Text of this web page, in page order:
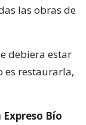
las obras de
debiera estar
es restaurarla,
Bío